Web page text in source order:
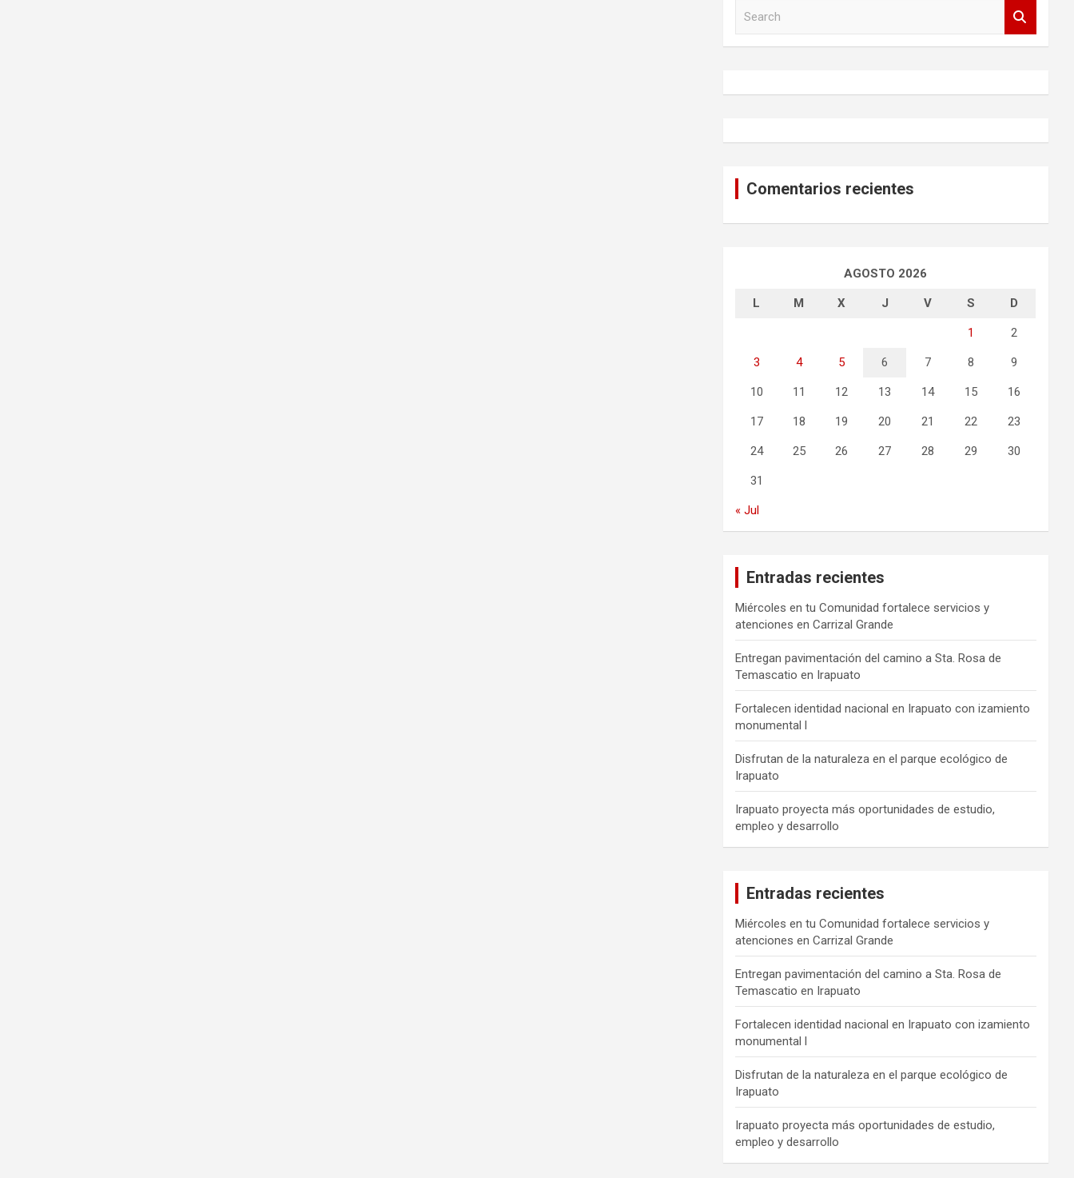
h
Comentarios recientes
AGOSTO 2026
L M X J V S D
1 2
3 4 5 6 7 8 9
10 11 12 13 14 15 16
17 18 19 20 21 22 23
24 25 26 27 28 29 30
31
« Jul
Entradas recientes
Miércoles en tu Comunidad fortalece servicios y
atenciones en Carrizal Grande
Entregan pavimentación del camino a Sta. Rosa de
Temascatio en Irapuato
Fortalecen identidad nacional en Irapuato con izamiento
monumental l
Disfrutan de la naturaleza en el parque ecológico de
Irapuato
Irapuato proyecta más oportunidades de estudio,
empleo y desarrollo
Entradas recientes
Miércoles en tu Comunidad fortalece servicios y
atenciones en Carrizal Grande
Entregan pavimentación del camino a Sta. Rosa de
Temascatio en Irapuato
Fortalecen identidad nacional en Irapuato con izamiento
monumental l
Disfrutan de la naturaleza en el parque ecológico de
Irapuato
Irapuato proyecta más oportunidades de estudio,
empleo y desarrollo